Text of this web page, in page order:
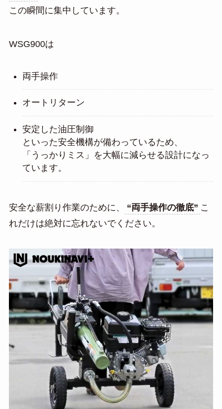
この瞬間に集中しています。
WSG900は
両手操作
オートリターン
安定した油圧制御
といった安全機構が備わっているため、
「うっかりミス」を大幅に減らせる設計になっ
ています。
安全な薪割り作業のために、 “両手操作の徹底” こ
れだけは絶対に忘れないでください。